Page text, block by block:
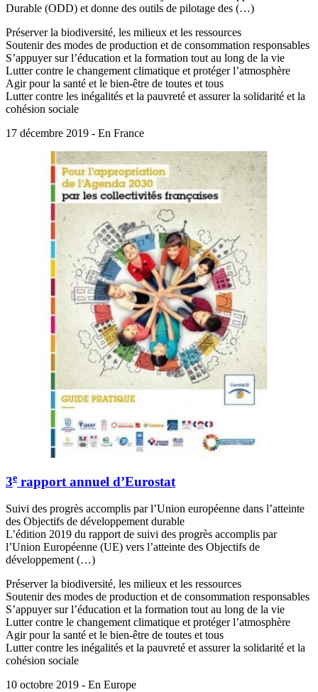
Durable (ODD) et donne des outils de pilotage des (…)
Préserver la biodiversité, les milieux et les ressources
Soutenir des modes de production et de consommation responsables
S’appuyer sur l’éducation et la formation tout au long de la vie
Lutter contre le changement climatique et protéger l’atmosphère
Agir pour la santé et le bien-être de toutes et tous
Lutter contre les inégalités et la pauvreté et assurer la solidarité et la
cohésion sociale
17 décembre 2019 - En France
3e rapport annuel d’Eurostat
Suivi des progrès accomplis par l’Union européenne dans l’atteinte
des Objectifs de développement durable
L’édition 2019 du rapport de suivi des progrès accomplis par
l’Union Européenne (UE) vers l’atteinte des Objectifs de
développement (…)
Préserver la biodiversité, les milieux et les ressources
Soutenir des modes de production et de consommation responsables
S’appuyer sur l’éducation et la formation tout au long de la vie
Lutter contre le changement climatique et protéger l’atmosphère
Agir pour la santé et le bien-être de toutes et tous
Lutter contre les inégalités et la pauvreté et assurer la solidarité et la
cohésion sociale
10 octobre 2019 - En Europe